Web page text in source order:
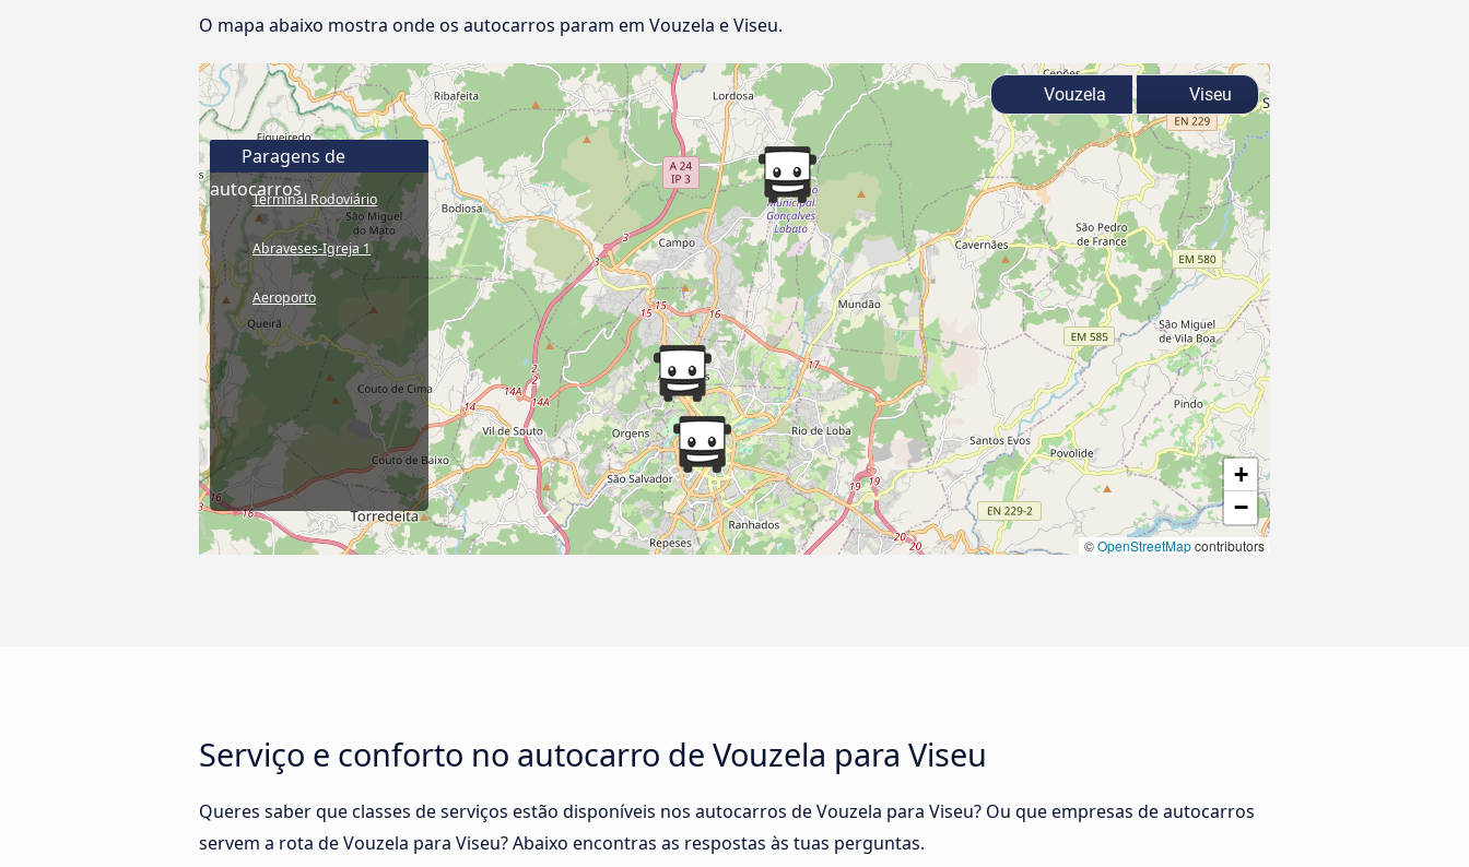
O mapa abaixo mostra onde os autocarros param em Vouzela e Viseu.
+
−
©OpenStreetMapcontributors
Paragens de
autocarros
Terminal Rodoviário
Abraveses-Igreja 1
Aeroporto
Vouzela Viseu
Serviço e conforto no autocarro de Vouzela para Viseu
Queres saber que classes de serviços estão disponíveis nos autocarros de Vouzela para Viseu? Ou que empresas de autocarros
servem a rota de Vouzela para Viseu? Abaixo encontras as respostas às tuas perguntas.